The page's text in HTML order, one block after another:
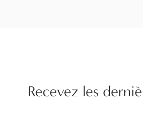
Recevez les